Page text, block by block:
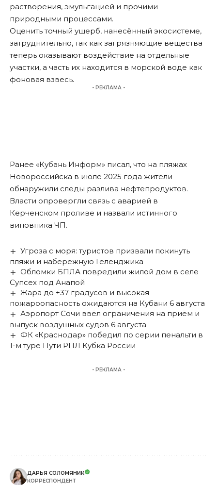
растворения, эмульгацией и прочими
природными процессами.
Оценить точный ущерб, нанесённый экосистеме,
затруднительно, так как загрязняющие вещества
теперь оказывают воздействие на отдельные
участки, а часть их находится в морской воде как
фоновая взвесь.
- РЕКЛАМА -
Ранее «Кубань Информ» писал, что на пляжах
Новороссийска в июле 2025 года жители
обнаружили следы разлива нефтепродуктов.
Власти опровергли связь с аварией в
Керченском проливе и назвали истинного
виновника ЧП.
Угроза с моря: туристов призвали покинуть
пляжи и набережную Геленджика
Обломки БПЛА повредили жилой дом в селе
Супсех под Анапой
Жара до +37 градусов и высокая
пожароопасность ожидаются на Кубани 6 августа
Аэропорт Сочи ввёл ограничения на приём и
выпуск воздушных судов 6 августа
ФК «Краснодар» победил по серии пенальти в
1-м туре Пути РПЛ Кубка России
- РЕКЛАМА -
ДАРЬЯ СОЛОМЯНИК
КОРРЕСПОНДЕНТ